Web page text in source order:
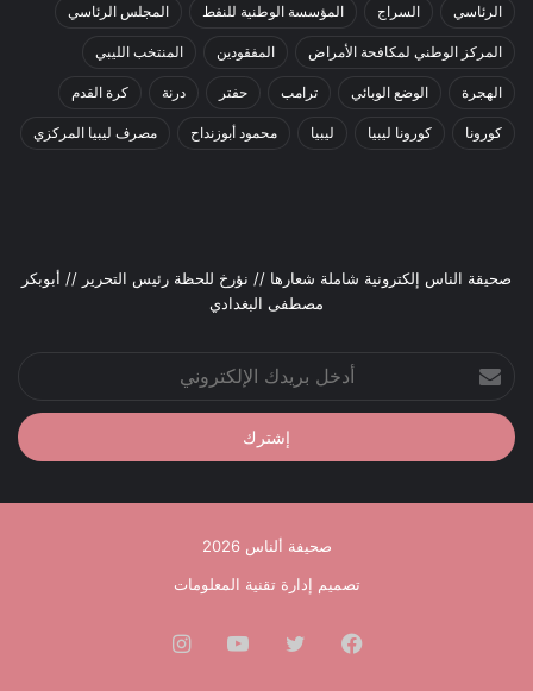
الرئاسي السراج المؤسسة الوطنية للنفط المجلس الرئاسي
المركز الوطني لمكافحة الأمراض المفقودين المنتخب الليبي
الهجرة الوضع الوبائي ترامب حفتر درنة كرة القدم
كورونا كورونا ليبيا ليبيا محمود أبوزنداح مصرف ليبيا المركزي
صحيقة الناس إلكترونية شاملة شعارها // نؤرخ للحظة رئيس التحرير // أبوبكر
مصطفى البغدادي
بريدك
الإلكتروني
صحيفة ألناس 2026
تصميم إدارة تقنية المعلومات
فيسبوك تويتر يوتيوب